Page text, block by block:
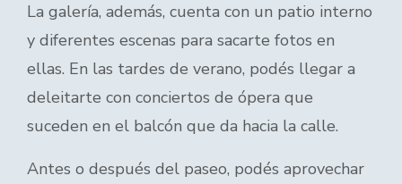
La galería, además, cuenta con un patio interno
y diferentes escenas para sacarte fotos en
ellas. En las tardes de verano, podés llegar a
deleitarte con conciertos de ópera que
suceden en el balcón que da hacia la calle.
Antes o después del paseo, podés aprovechar